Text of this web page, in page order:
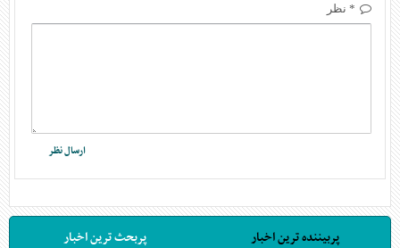
* نظر
پربیننده ترین اخبار پربحث ترین اخبار